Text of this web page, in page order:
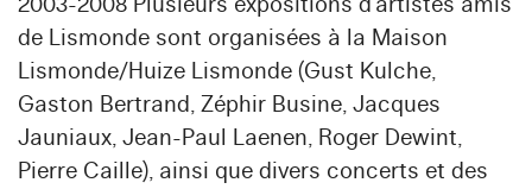
de Lismonde sont organisées à la Maison
Lismonde/Huize Lismonde (Gust Kulche,
Gaston Bertrand, Zéphir Busine, Jacques
Jauniaux, Jean-Paul Laenen, Roger Dewint,
Pierre Caille), ainsi que divers concerts et des